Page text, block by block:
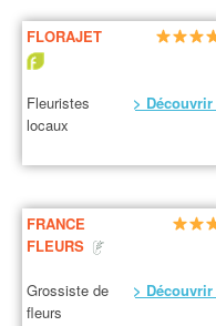
FLORAJET
Fleuristes
locaux
> Découvrir
FRANCE
FLEURS
Grossiste de
fleurs
> Découvrir